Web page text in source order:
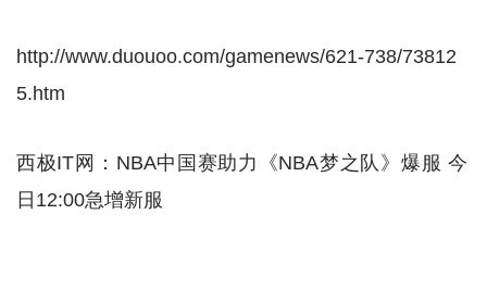
http://www.duouoo.com/gamenews/621-738/73812
5.htm
西极IT网：NBA中国赛助力《NBA梦之队》爆服 今
日12:00急增新服